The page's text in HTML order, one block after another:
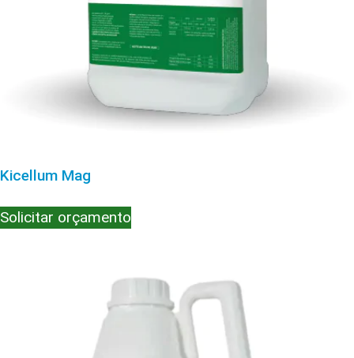
Kicellum Mag
Solicitar orçamento